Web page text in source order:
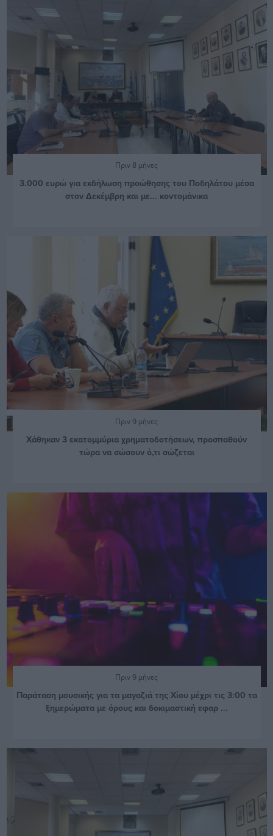
Πριν 8 μήνες
3.000 ευρώ για εκδήλωση προώθησης του Ποδηλάτου μέσα
στον Δεκέμβρη και με... κοντομάνικα
Πριν 9 μήνες
Χάθηκαν 3 εκατομμύρια χρηματοδοτήσεων, προσπαθούν
τώρα να σώσουν ό,τι σώζεται
Πριν 9 μήνες
Παράταση μουσικής για τα μαγαζιά της Χίου μέχρι τις 3:00 τα
ξημερώματα με όρους και δοκιμαστική εφαρ ...